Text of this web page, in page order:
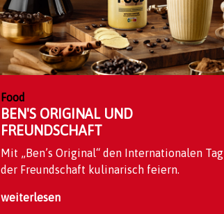
Food
BEN'S ORIGINAL UND
FREUNDSCHAFT
Mit „Ben’s Original“ den Internationalen Tag
der Freundschaft kulinarisch feiern.
weiterlesen